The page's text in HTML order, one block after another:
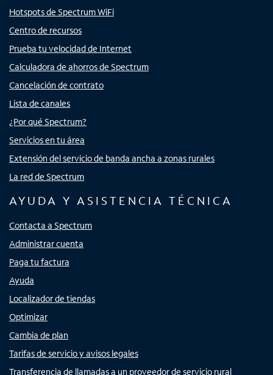
Hotspots de Spectrum WiFi
Centro de recursos
Prueba tu velocidad de Internet
Calculadora de ahorros de Spectrum
Cancelación de contrato
Lista de canales
¿Por qué Spectrum?
Servicios en tu área
Extensión del servicio de banda ancha a zonas rurales
La red de Spectrum
AYUDA Y ASISTENCIA TÉCNICA
Contacta a Spectrum
Administrar cuenta
Paga tu factura
Ayuda
Localizador de tiendas
Optimizar
Cambia de plan
Tarifas de servicio y avisos legales
Transferencia de llamadas a un proveedor de servicio rural